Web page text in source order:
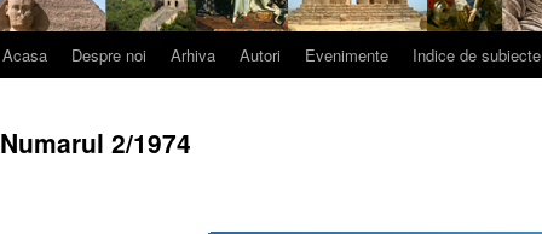
Acasa Despre noi Arhiva Autori Evenimente Indice de subiecte
Numarul 2/1974